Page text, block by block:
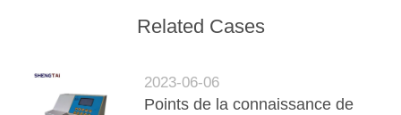
Related Cases
2023-06-06
Points de la connaissance de